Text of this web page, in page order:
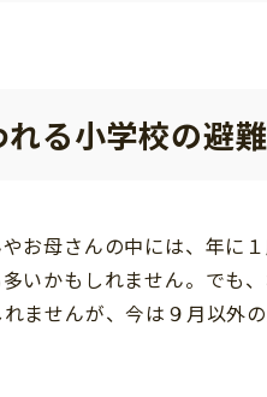
る小学校の避
お母さんの中には、年に
いかもしれません。でも
ませんが、今は９月以外